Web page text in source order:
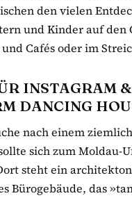
den vielen
und Kinder auf den
Cafés oder im
INSTAGRAM
DANCING
nach einem
sich zum Moldau-
steht ein
Bürogebäude, das